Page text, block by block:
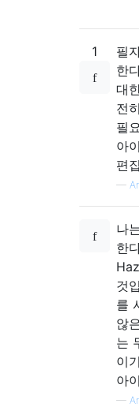
1
필
한
대
전
필
아
편
—
나
한
것
를
않
는
이
아
—